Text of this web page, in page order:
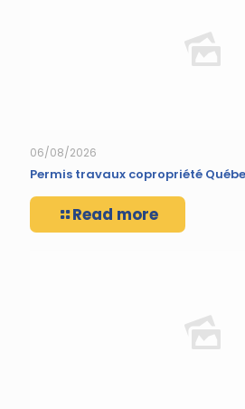
06/08/2026
Permis travaux copropriété
Read more